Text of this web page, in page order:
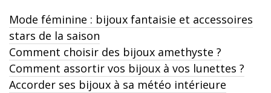
Mode féminine : bijoux fantaisie et accessoires
stars de la saison
Comment choisir des bijoux amethyste ?
Comment assortir vos bijoux à vos lunettes ?
Accorder ses bijoux à sa météo intérieure